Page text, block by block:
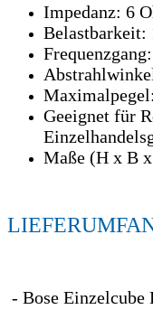
Impedanz: 6
Belastbarkeit:
Geeignet für
Maße (H x B
- Bose